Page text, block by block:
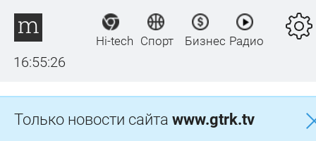
16:55:26
Hi-tech Спорт Бизнес Радио
Только новости сайта www.gtrk.tv